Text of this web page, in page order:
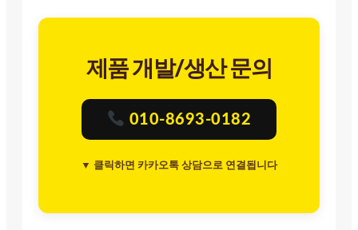
제품 개발/생산 문의
010-8693-0182
▼ 클릭하면 카카오톡 상담으로 연결됩니다